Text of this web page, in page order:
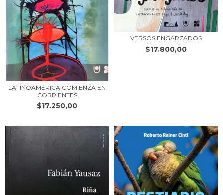
LATINOAMÉRICA COMIENZA EN
CORRIENTES
$17.250,00
VERSOS ENGARZADOS
$17.800,00